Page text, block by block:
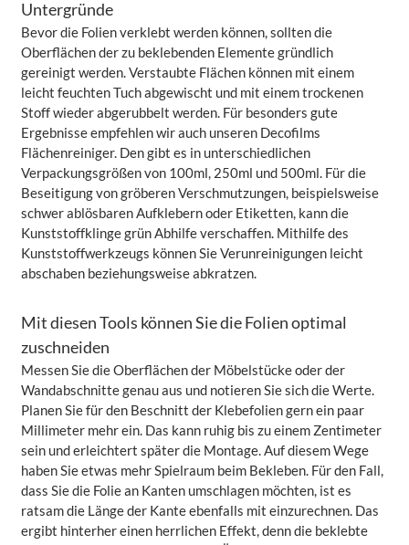
Untergründe
Bevor die Folien verklebt werden können, sollten die
Oberflächen der zu beklebenden Elemente gründlich
gereinigt werden. Verstaubte Flächen können mit einem
leicht feuchten Tuch abgewischt und mit einem trockenen
Stoff wieder abgerubbelt werden. Für besonders gute
Ergebnisse empfehlen wir auch unseren Decofilms
Flächenreiniger. Den gibt es in unterschiedlichen
Verpackungsgrößen von 100ml, 250ml und 500ml. Für die
Beseitigung von gröberen Verschmutzungen, beispielsweise
schwer ablösbaren Aufklebern oder Etiketten, kann die
Kunststoffklinge grün Abhilfe verschaffen. Mithilfe des
Kunststoffwerkzeugs können Sie Verunreinigungen leicht
abschaben beziehungsweise abkratzen.
Mit diesen Tools können Sie die Folien optimal
zuschneiden
Messen Sie die Oberflächen der Möbelstücke oder der
Wandabschnitte genau aus und notieren Sie sich die Werte.
Planen Sie für den Beschnitt der Klebefolien gern ein paar
Millimeter mehr ein. Das kann ruhig bis zu einem Zentimeter
sein und erleichtert später die Montage. Auf diesem Wege
haben Sie etwas mehr Spielraum beim Bekleben. Für den Fall,
dass Sie die Folie an Kanten umschlagen möchten, ist es
ratsam die Länge der Kante ebenfalls mit einzurechnen. Das
ergibt hinterher einen herrlichen Effekt, denn die beklebte